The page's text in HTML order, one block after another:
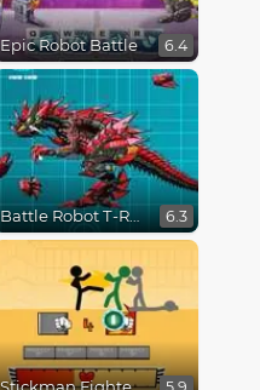
Epic Robot Battle 6.4
Battle Robot T-Rex Age 6.3